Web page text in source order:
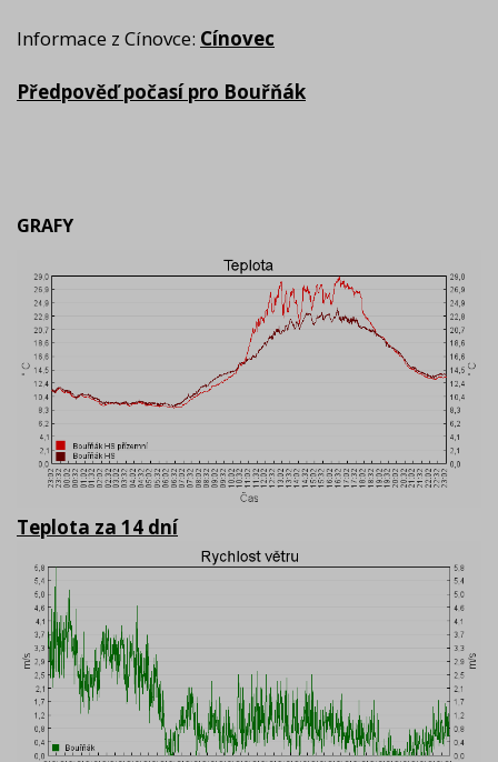
Informace z Cínovce: Cínovec
Předpověď počasí pro Bouřňák
GRAFY
Teplota za 14 dní